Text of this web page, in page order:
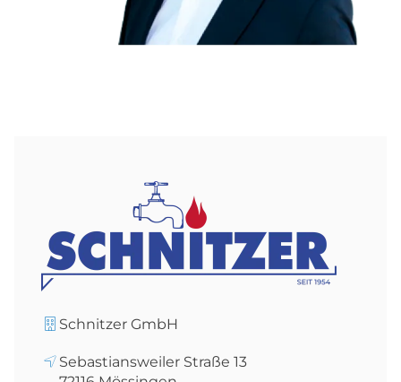
Schnitzer GmbH
Sebastiansweiler Straße 13